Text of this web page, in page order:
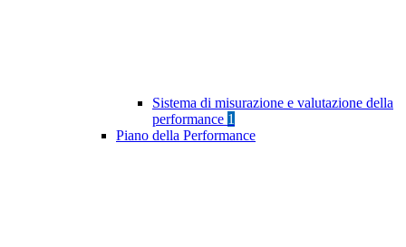
Sistema di misurazione e valutazione della
performance 1
Piano della Performance